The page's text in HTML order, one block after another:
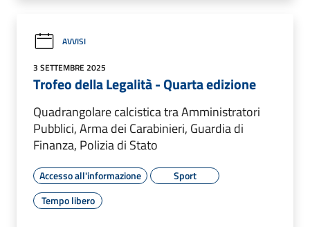
AVVISI
3 SETTEMBRE 2025
Trofeo della Legalità - Quarta edizione
Quadrangolare calcistica tra Amministratori
Pubblici, Arma dei Carabinieri, Guardia di
Finanza, Polizia di Stato
Accesso all'informazione
Sport
Tempo libero